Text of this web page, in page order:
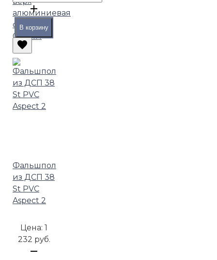
алюминиевая
фольга
0,05мм
В корзину
Фальшпол
из ДСП 38
St PVC
Aspect 2
Цена:1
232 руб.